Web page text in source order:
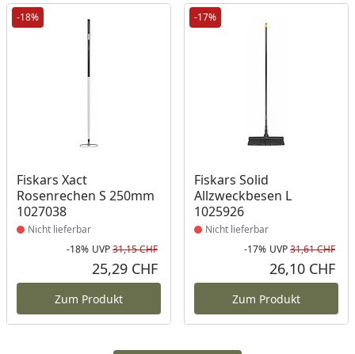
-18%
Fiskars Xact
Rosenrechen S 250mm
1027038
Produkt nicht lieferbar
Nicht lieferbar
Rabatt in Prozent
-18%
Ursprünglicher Preis
UVP31,15 CHF
25,29 CHF
Zum Produkt
-17%
Fiskars Solid
Allzweckbesen L
1025926
Produkt nicht lieferbar
Nicht lieferbar
-17% UVP31,61 CHF
26,10 CHF
Zum Produkt